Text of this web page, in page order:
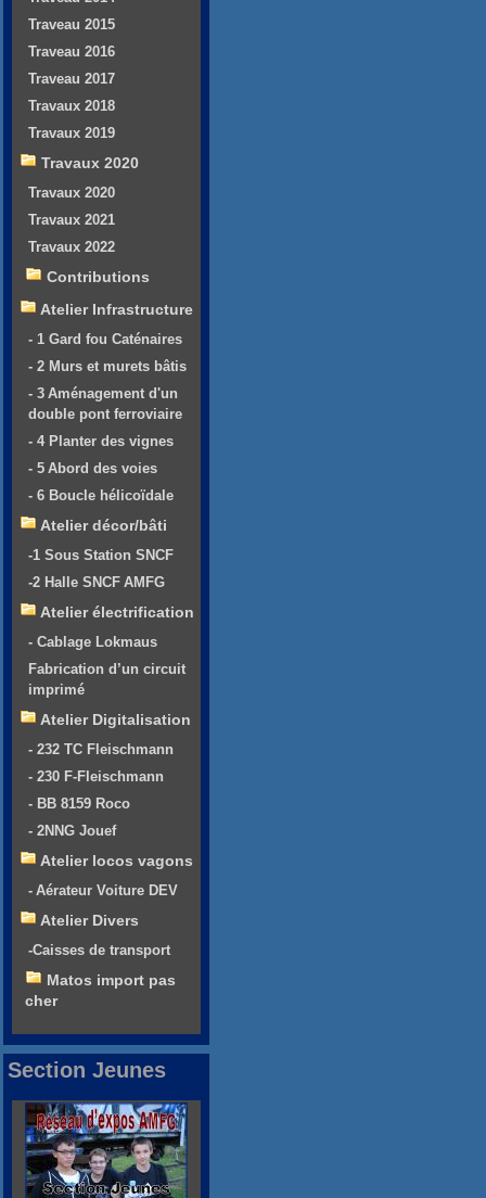
Traveau 2015
Traveau 2016
Traveau 2017
Travaux 2018
Travaux 2019
Travaux 2020
Travaux 2020
Travaux 2021
Travaux 2022
Contributions
Atelier Infrastructure
- 1 Gard fou Caténaires
- 2 Murs et murets bâtis
- 3 Aménagement d'un
double pont ferroviaire
- 4 Planter des vignes
- 5 Abord des voies
- 6 Boucle hélicoïdale
Atelier décor/bâti
-1 Sous Station SNCF
-2 Halle SNCF AMFG
Atelier électrification
- Cablage Lokmaus
Fabrication d’un circuit
imprimé
Atelier Digitalisation
- 232 TC Fleischmann
- 230 F-Fleischmann
- BB 8159 Roco
- 2NNG Jouef
Atelier locos vagons
- Aérateur Voiture DEV
Atelier Divers
-Caisses de transport
Matos import pas
cher
Section Jeunes